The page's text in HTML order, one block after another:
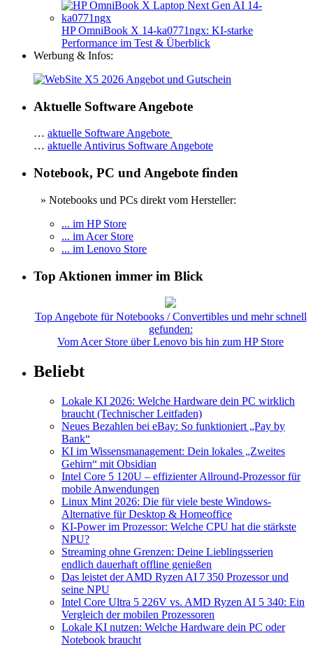
HP OmniBook X 14-ka0771ngx: KI-starke
Performance im Test & Überblick
Werbung & Infos:
Aktuelle Software Angebote
… aktuelle Software Angebote
… aktuelle Antivirus Software Angebote
Notebook, PC und Angebote finden
» Notebooks und PCs direkt vom Hersteller:
... im HP Store
... im Acer Store
... im Lenovo Store
Top Aktionen immer im Blick
Top Angebote für Notebooks / Convertibles und mehr schnell
gefunden:
Vom Acer Store über Lenovo bis hin zum HP Store
Beliebt
Lokale KI 2026: Welche Hardware dein PC wirklich
braucht (Technischer Leitfaden)
Neues Bezahlen bei eBay: So funktioniert „Pay by
Bank“
KI im Wissensmanagement: Dein lokales „Zweites
Gehirn“ mit Obsidian
Intel Core 5 120U – effizienter Allround-Prozessor für
mobile Anwendungen
Linux Mint 2026: Die für viele beste Windows-
Alternative für Desktop & Homeoffice
KI-Power im Prozessor: Welche CPU hat die stärkste
NPU?
Streaming ohne Grenzen: Deine Lieblingsserien
endlich dauerhaft offline genießen
Das leistet der AMD Ryzen AI 7 350 Prozessor und
seine NPU
Intel Core Ultra 5 226V vs. AMD Ryzen AI 5 340: Ein
Vergleich der mobilen Prozessoren
Lokale KI nutzen: Welche Hardware dein PC oder
Notebook braucht